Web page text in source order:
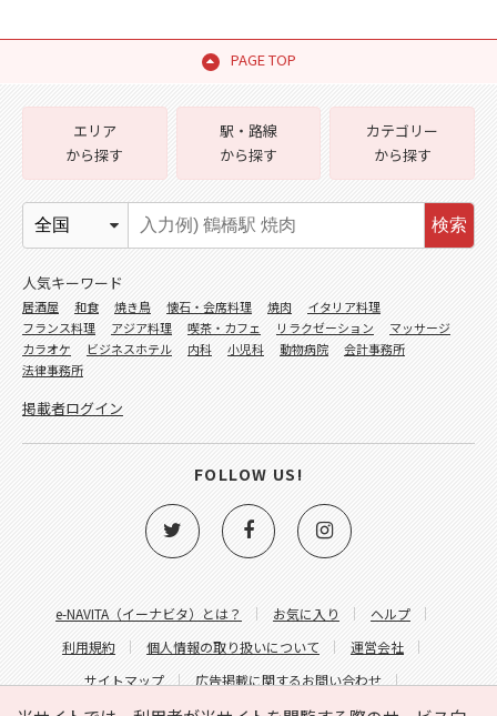
PAGE TOP
e-NAVITA（イーナビタ）とは？ お気に入り
ヘルプ
利用規約
個人情報の取り扱いについて
運営会社
サイトマップ
広告掲載に関するお問い合わせ
エリア
から探す
駅・路線
から探す
カテゴリー
から探す
検索
人気キーワード
居酒屋 和食 焼き鳥 懐石・会席料理 焼肉
イタリア料理
フランス料理
アジア料理 喫茶・カフェ リラクゼーション
マッサージ
カラオケ
ビジネスホテル 内科 小児科 動物病院
会計事務所
法律事務所
掲載者ログイン
FOLLOW US!